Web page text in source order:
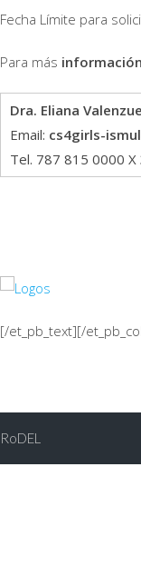
Fecha Límite para
Para más información
Dra. Eliana
Email: cs4girls-
Tel. 787 815 0000 X
[/et_pb_text][/
RoDEL